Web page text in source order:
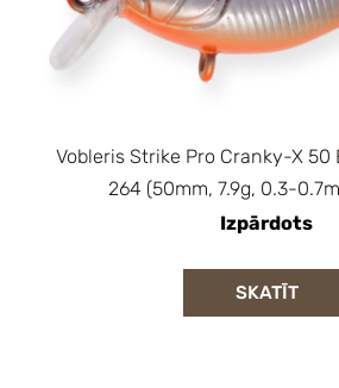
Vobleris Strike Pro Cranky-X 50
264 (50mm, 7.9g, 0.3-
Izpārdots
SKATĪT